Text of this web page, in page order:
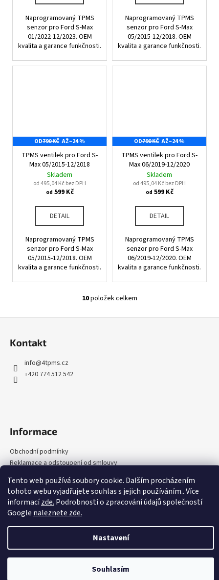
Tento web používá soubory cookie. Dalším procházením
tohoto webu vyjadřujete souhlas s jejich používáním.. Více
informacízde. Podrobnosti o zpracování údajů společností
Google naleznete zde.
Nastavení
Souhlasím
Naprogramovaný TPMS
senzor pro Ford S-Max
01/2022-12/2023. OEM
kvalita a garance funkčnosti.
Naprogramovaný TPMS
senzor pro Ford S-Max
05/2015-12/2018. OEM
kvalita a garance funkčnosti.
OD790 KČ AŽ–24 %
TPMS ventilek pro Ford S-
Max 05/2015-12/2018
Skladem
od 495,04 Kč bez DPH
od 599 Kč
DETAIL
Naprogramovaný TPMS
senzor pro Ford S-Max
05/2015-12/2018. OEM
kvalita a garance funkčnosti.
OD790 KČ AŽ–24 %
TPMS ventilek pro Ford S-
Max 06/2019-12/2020
Skladem
od 495,04 Kč bez DPH
od 599 Kč
DETAIL
Naprogramovaný TPMS
senzor pro Ford S-Max
06/2019-12/2020. OEM
kvalita a garance funkčnosti.
O
p
s
u
10položek celkem
Kontakt
info@4tpms.cz
+420 774 512 542
Informace
Obchodní podmínky
Reklamace a odstoupení od smlouvy
Zpětný odběr
Kontakty
Vytvořil Shoptet
4tpms.cz. Všechna práva vyhrazena.
nastavení cookies